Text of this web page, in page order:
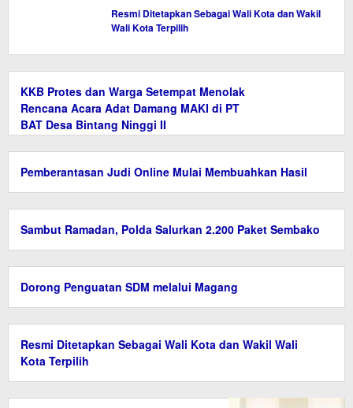
Resmi Ditetapkan Sebagai Wali Kota dan Wakil
Wali Kota Terpilih
KKB Protes dan Warga Setempat Menolak
Rencana Acara Adat Damang MAKI di PT
BAT Desa Bintang Ninggi II
Pemberantasan Judi Online Mulai Membuahkan Hasil
Sambut Ramadan, Polda Salurkan 2.200 Paket Sembako
Dorong Penguatan SDM melalui Magang
Resmi Ditetapkan Sebagai Wali Kota dan Wakil Wali
Kota Terpilih